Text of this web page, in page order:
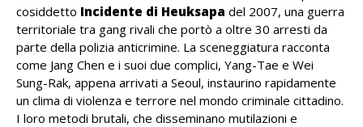
cosiddetto Incidente di Heuksapa del 2007, una guerra
territoriale tra gang rivali che portò a oltre 30 arresti da
parte della polizia anticrimine. La sceneggiatura racconta
come Jang Chen e i suoi due complici, Yang-Tae e Wei
Sung-Rak, appena arrivati a Seoul, instaurino rapidamente
un clima di violenza e terrore nel mondo criminale cittadino.
I loro metodi brutali, che disseminano mutilazioni e